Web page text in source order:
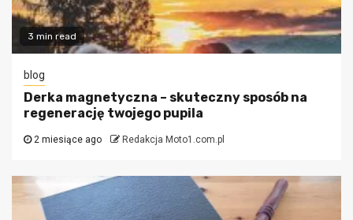
3 min read
blog
Derka magnetyczna – skuteczny sposób na
regenerację twojego pupila
2 miesiące ago Redakcja Moto1.com.pl